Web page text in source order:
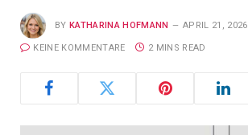
BY KATHARINA HOFMANN APRIL 21, 2026
KEINE KOMMENTARE 2 MINS READ